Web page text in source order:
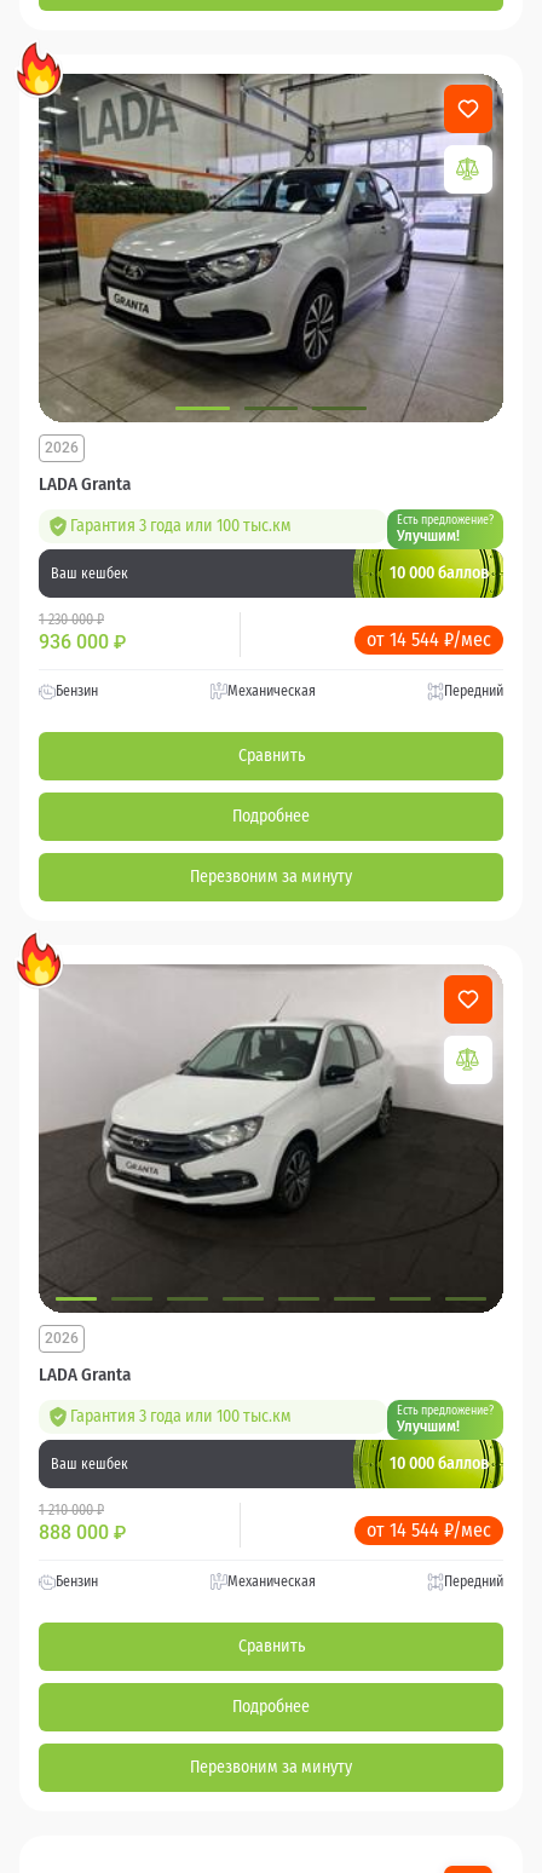
LADA Granta
2026
Гарантия 3 года или 100 тыс.км Есть предложение?
Улучшим!
Ваш кешбек 10 000 баллов
1 230 000 ₽
936 000 ₽ от 14 544 ₽/мес
Бензин Механическая Передний
Сравнить
Подробнее
Перезвоним за минуту
LADA Granta
2026
Гарантия 3 года или 100 тыс.км Есть предложение?
Улучшим!
Ваш кешбек 10 000 баллов
1 210 000 ₽
888 000 ₽ от 14 544 ₽/мес
Бензин Механическая Передний
Сравнить
Подробнее
Перезвоним за минуту